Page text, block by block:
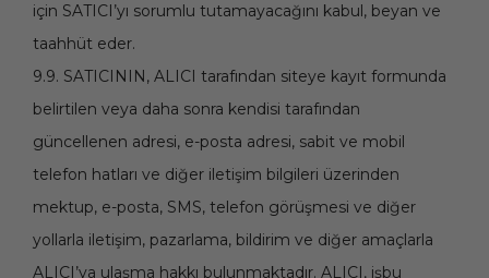
için SATICI’yı sorumlu tutamayacağını kabul, beyan ve
taahhüt eder.
9.9. SATICININ, ALICI tarafından siteye kayıt formunda
belirtilen veya daha sonra kendisi tarafından
güncellenen adresi, e-posta adresi, sabit ve mobil
telefon hatları ve diğer iletişim bilgileri üzerinden
mektup, e-posta, SMS, telefon görüşmesi ve diğer
yollarla iletişim, pazarlama, bildirim ve diğer amaçlarla
ALICI’ya ulaşma hakkı bulunmaktadır. ALICI, işbu